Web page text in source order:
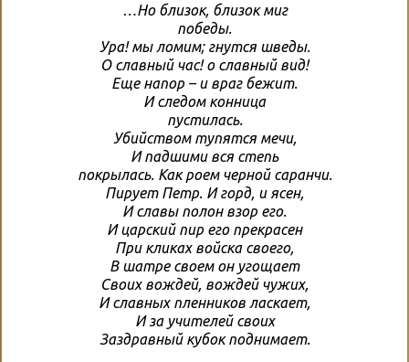
…Но близок, близок миг
победы.
Ура! мы ломим; гнутся шведы.
О славный час! о славный вид!
Еще напор – и враг бежит.
И следом конница
пустилась.
Убийством тупятся мечи,
И падшими вся степь
покрылась. Как роем черной саранчи.
Пирует Петр. И горд, и ясен,
И славы полон взор его.
И царский пир его прекрасен
При кликах войска своего,
В шатре своем он угощает
Своих вождей, вождей чужих,
И славных пленников ласкает,
И за учителей своих
Заздравный кубок поднимает.